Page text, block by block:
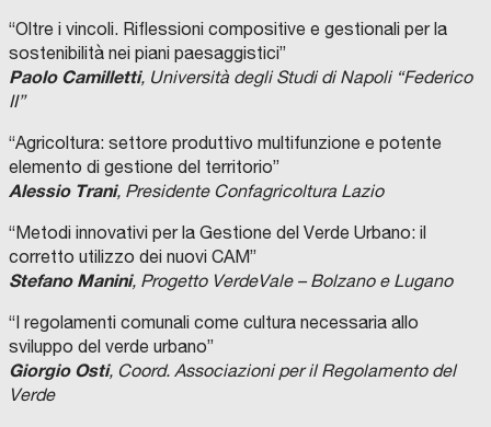
“Oltre i vincoli. Riflessioni compositive e gestionali per la
sostenibilità nei piani paesaggistici”
Paolo Camilletti, Università degli Studi di Napoli “Federico
II”
“Agricoltura: settore produttivo multifunzione e potente
elemento di gestione del territorio”
Alessio Trani, Presidente Confagricoltura Lazio
“Metodi innovativi per la Gestione del Verde Urbano: il
corretto utilizzo dei nuovi CAM”
Stefano Manini, Progetto VerdeVale – Bolzano e Lugano
“I regolamenti comunali come cultura necessaria allo
sviluppo del verde urbano”
Giorgio Osti, Coord. Associazioni per il Regolamento del
Verde